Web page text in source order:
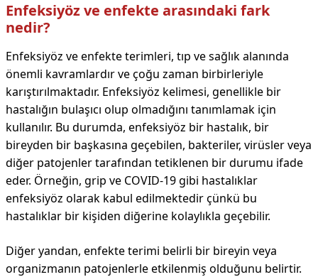
Enfeksiyöz ve enfekte arasındaki fark
nedir?
Enfeksiyöz ve enfekte terimleri, tıp ve sağlık alanında
önemli kavramlardır ve çoğu zaman birbirleriyle
karıştırılmaktadır. Enfeksiyöz kelimesi, genellikle bir
hastalığın bulaşıcı olup olmadığını tanımlamak için
kullanılır. Bu durumda, enfeksiyöz bir hastalık, bir
bireyden bir başkasına geçebilen, bakteriler, virüsler veya
diğer patojenler tarafından tetiklenen bir durumu ifade
eder. Örneğin, grip ve COVID-19 gibi hastalıklar
enfeksiyöz olarak kabul edilmektedir çünkü bu
hastalıklar bir kişiden diğerine kolaylıkla geçebilir.
Diğer yandan, enfekte terimi belirli bir bireyin veya
organizmanın patojenlerle etkilenmiş olduğunu belirtir.